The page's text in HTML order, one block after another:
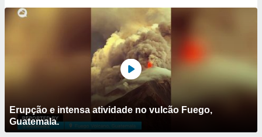
Erupção e intensa atividade no vulcão Fuego,
Guatemala.